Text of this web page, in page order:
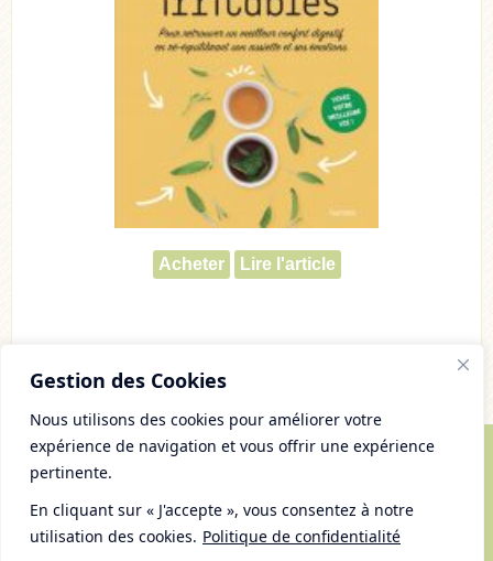
Gestion des Cookies
Nous utilisons des cookies pour améliorer votre
expérience de navigation et vous offrir une expérience
pertinente.
En cliquant sur « J'accepte », vous consentez à notre
utilisation des cookies. Politique de confidentialité
Acheter
Tous droits réservés
Mentions Légales et gestion des cookies
Plan du Site